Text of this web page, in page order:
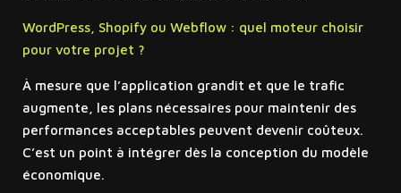
WordPress, Shopify ou Webflow : quel moteur choisir
pour votre projet ?
À mesure que l’application grandit et que le trafic
augmente, les plans nécessaires pour maintenir des
performances acceptables peuvent devenir coûteux.
C’est un point à intégrer dès la conception du modèle
économique.